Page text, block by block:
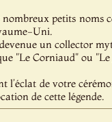
petits noms
Uni.
un collector
"Le Corniaud" ou
de votre
de cette légende.